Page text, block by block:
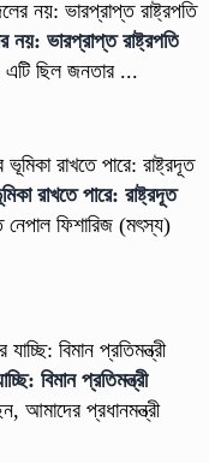
ভারপ্রাপ্ত রাষ্ট্রপতি
ছিল জনতার ...
রাখতে পারে: রাষ্ট্রদূত
ফিশারিজ (মৎস্য)
বিমান প্রতিমন্ত্রী
আমাদের প্রধানমন্ত্রী